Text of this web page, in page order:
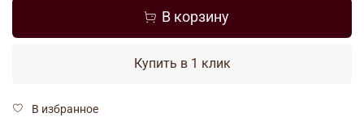
В корзину
Купить в 1 клик
В избранное